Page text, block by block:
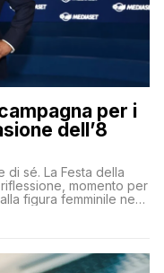
per i
dell’8
di sé. La Festa della
momento per
figura femminile nella
messaggio “forte e